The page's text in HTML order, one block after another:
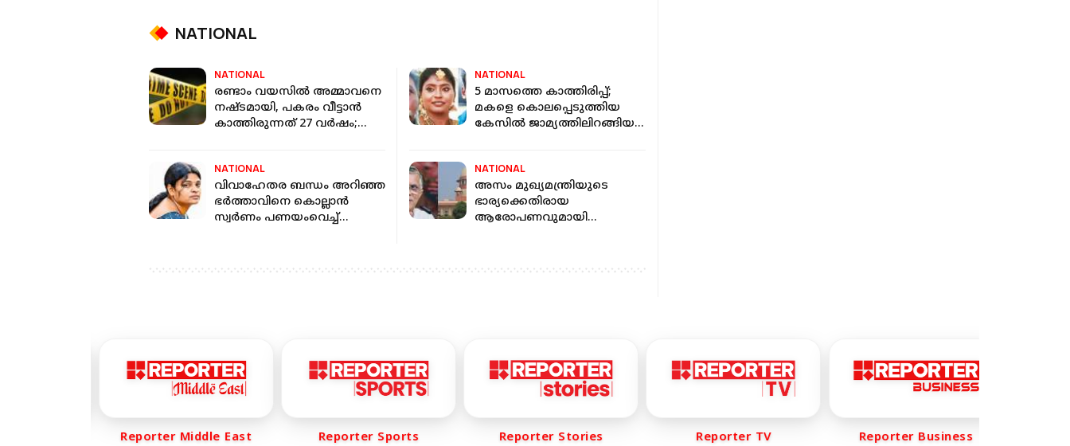
NATIONAL
NATIONAL
രണ്ടാം വയസിൽ അമ്മാവനെ
നഷ്ടമായി, പകരം വീട്ടാൻ
കാത്തിരുന്നത് 27 വർഷം;
NATIONAL
5 മാസത്തെ കാത്തിരിപ്പ്;
മകളെ കൊലപ്പെടുത്തിയ
കേസിൽ ജാമ്യത്തിലിറങ്ങിയ
NATIONAL
വിവാഹേതര ബന്ധം അറിഞ്ഞ
ഭര്‍ത്താവിനെ കൊല്ലാന്‍
സ്വര്‍ണം പണയംവെച്ച്
NATIONAL
അസം മുഖ്യമന്ത്രിയുടെ
ഭാര്യക്കെതിരായ
ആരോപണവുമായി
സുപ്രീംകോടതിയിൽ
Reporter Middle East Reporter Sports Reporter Stories Reporter TV Reporter Business